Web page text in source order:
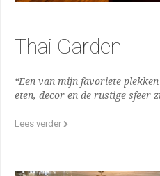
Thai Garden
“Een van mijn favoriete
eten, decor en de rustige sfeer
Lees verder